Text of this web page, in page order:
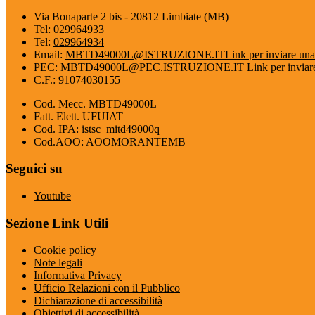
Via Bonaparte 2 bis - 20812 Limbiate (MB)
Tel: 029964933
Tel: 029964934
Email: MBTD49000L@ISTRUZIONE.ITLink per inviare
PEC: MBTD49000L@PEC.ISTRUZIONE.IT Link per
C.F.: 91074030155
Cod. Mecc. MBTD49000L
Fatt. Elett. UFUIAT
Cod. IPA: istsc_mitd49000q
Cod.AOO: AOOMORANTEMB
Seguici su
Youtube
Sezione Link Utili
Cookie policy
Note legali
Informativa Privacy
Ufficio Relazioni con il Pubblico
Dichiarazione di accessibilità